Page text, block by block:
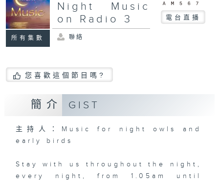
所有集數
Night Music
on Radio 3
電台直播
聯絡
您喜歡這個節目嗎?
簡介 GIST
主持人：Music for night owls and
early birds
Stay with us throughout the night,
every night, from 1.05am until